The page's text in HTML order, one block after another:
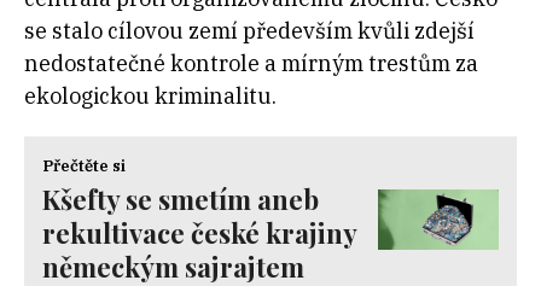
se stalo cílovou zemí především kvůli zdejší
nedostatečné kontrole a mírným trestům za
ekologickou kriminalitu.
Přečtěte si
Kšefty se smetím aneb
rekultivace české krajiny
německým sajrajtem